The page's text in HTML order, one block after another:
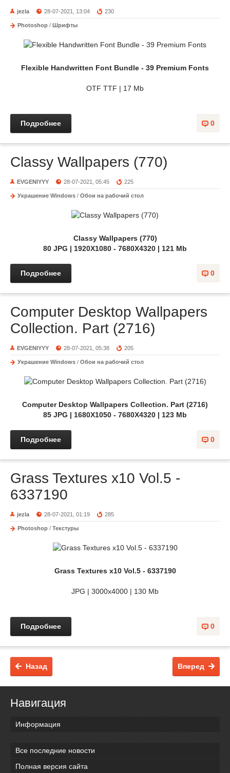
jezla 28-07-2021, 13:04 230
Photoshop / Шрифты
Flexible Handwritten Font Bundle - 39 Premium Fonts
OTF TTF | 17 Mb
0
Подробнее
Classy Wallpapers (770)
EVGENIYYY 28-07-2021, 05:45 225
Украшение Windows / Обои на рабочий стол
Classy Wallpapers (770)
80 JPG | 1920X1080 - 7680X4320 | 121 Mb
0
Подробнее
Computer Desktop Wallpapers
Collection. Part (2716)
EVGENIYYY 28-07-2021, 05:38 205
Украшение Windows / Обои на рабочий стол
Computer Desktop Wallpapers Collection. Part (2716)
85 JPG | 1680X1050 - 7680X4320 | 123 Mb
0
Подробнее
Grass Textures x10 Vol.5 -
6337190
jezla 28-07-2021, 01:19 285
Photoshop / Текстуры
Grass Textures x10 Vol.5 - 6337190
JPG | 3000x4000 | 130 Mb
0
Подробнее
Вперед
Назад
Навигация
Информация
Все последние новости
Полная версия сайта